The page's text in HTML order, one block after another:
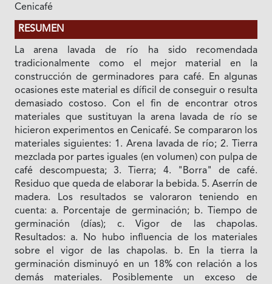
Cenicafé
RESUMEN
La arena lavada de río ha sido recomendada
tradicionalmente como el mejor material en la
construcción de germinadores para café. En algunas
ocasiones este material es díficil de conseguir o resulta
demasiado costoso. Con el fin de encontrar otros
materiales que sustituyan la arena lavada de río se
hicieron experimentos en Cenicafé. Se compararon los
materiales siguientes: 1. Arena lavada de río; 2. Tierra
mezclada por partes iguales (en volumen) con pulpa de
café descompuesta; 3. Tierra; 4. "Borra" de café.
Residuo que queda de elaborar la bebida. 5. Aserrín de
madera. Los resultados se valoraron teniendo en
cuenta: a. Porcentaje de germinación; b. Tiempo de
germinación (días); c. Vigor de las chapolas.
Resultados: a. No hubo influencia de los materiales
sobre el vigor de las chapolas. b. En la tierra la
germinación disminuyó en un 18% con relación a los
demás materiales. Posiblemente un exceso de